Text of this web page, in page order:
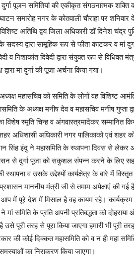
पूजन समितियां की एकीकृत संगठनात्मक शक्ति
समारोह नगर के कोतवाली चौराहा पर
अतिथि द्वय जिला अधिकारी डॉ दिनेश
द्वारा सामूहिक रूप से फीता काटकर व मां
व निशाकांत दिवेदी द्वारा संयुक्त रूप से विधिवत
मां दुर्गा की पूजा अर्चना किया गया।
महासचिव को समिति के लोगों वह विशिष्ट
के अध्यक्ष मनीष देव व महासचिव मनीष गुप्ता
विशेष स्मृति चिन्ह व अंगवास्त्रमादेकर सम्मानित
अधिशासी अधिकारी नगर पालिकाको एवं शहर
सिंह इंदु ने महासमिति के स्थापना दिवस से
से दुर्गा पूजा को सकुशल संपन्न करने के लिए
व उसके उद्देश्यों कार्यक्षेत्र के बारे में
प्रशासन माननीय मंत्री जी से तमाम अपेक्षाएं की
में पूरे देश में मिसाल है वह कायम रहे। कार्यक्रम
समिति के प्रति अपनी प्रतिबद्धता को
पूरी तरह से पूरा किया जाएगा हमारी भी पूरी
की कोई दिक्कत महासमिति को व न ही महा
का निराकरण किया जाएगा।